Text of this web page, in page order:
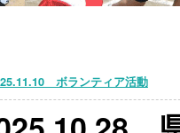
ボランティア活動